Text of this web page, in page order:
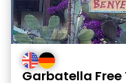
Garbatella